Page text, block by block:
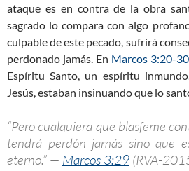
ataque es en contra de la obra
sagrado lo compara con algo
culpable de este pecado, sufrirá
perdonado jamás. En Marcos 3:20-30
Espíritu Santo, un espíritu
Jesús, estaban insinuando que lo
“Pero cualquiera que blasfeme
tendrá perdón jamás sino que
eterno.” — Marcos 3:29 (RVA-